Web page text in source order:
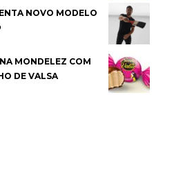
NOVO MODELO
MONDELEZ COM
DE VALSA